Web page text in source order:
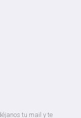
tu mail y te